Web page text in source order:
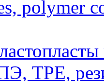
polymer
TPE,